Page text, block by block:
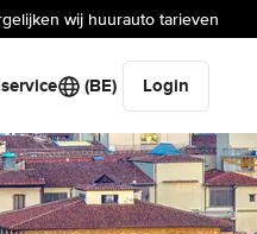
wij huurauto tarieven
(BE) Login